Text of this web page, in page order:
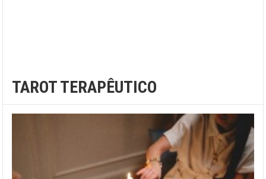
TAROT TERAPÊUTICO